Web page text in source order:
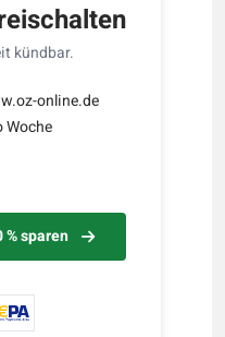
kündbar.
online.de
Woche
sparen